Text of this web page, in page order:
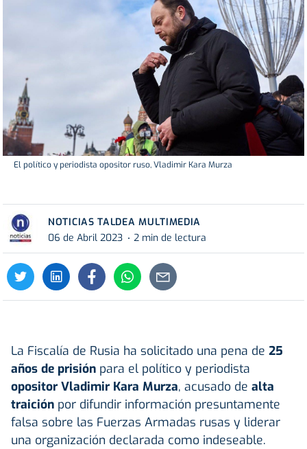
El político y periodista opositor ruso, Vladimir Kara Murza
NOTICIAS TALDEA MULTIMEDIA
06 de Abril 2023
2 min de lectura
La Fiscalía de Rusia ha solicitado una pena de 25
años de prisión para el político y periodista
opositor Vladimir Kara Murza, acusado de alta
traición por difundir información presuntamente
falsa sobre las Fuerzas Armadas rusas y liderar
una organización declarada como indeseable.